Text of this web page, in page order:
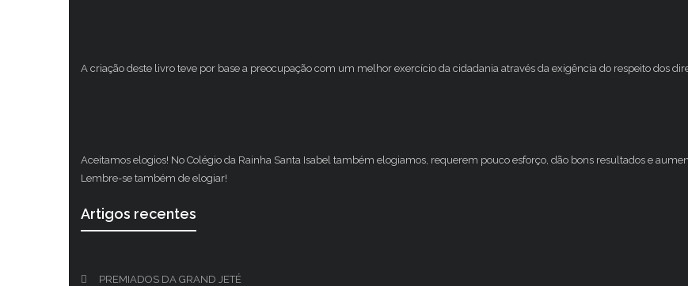
A criação deste livro teve por base a preocupação com um melhor exercício da cidadania através da exigência do respeito dos
Aceitamos elogios! No Colégio da Rainha Santa Isabel também elogiamos, requerem pouco esforço, dão bons resultados e
Lembre-se também de elogiar!
Artigos recentes
PREMIADOS DA GRAND JETÉ